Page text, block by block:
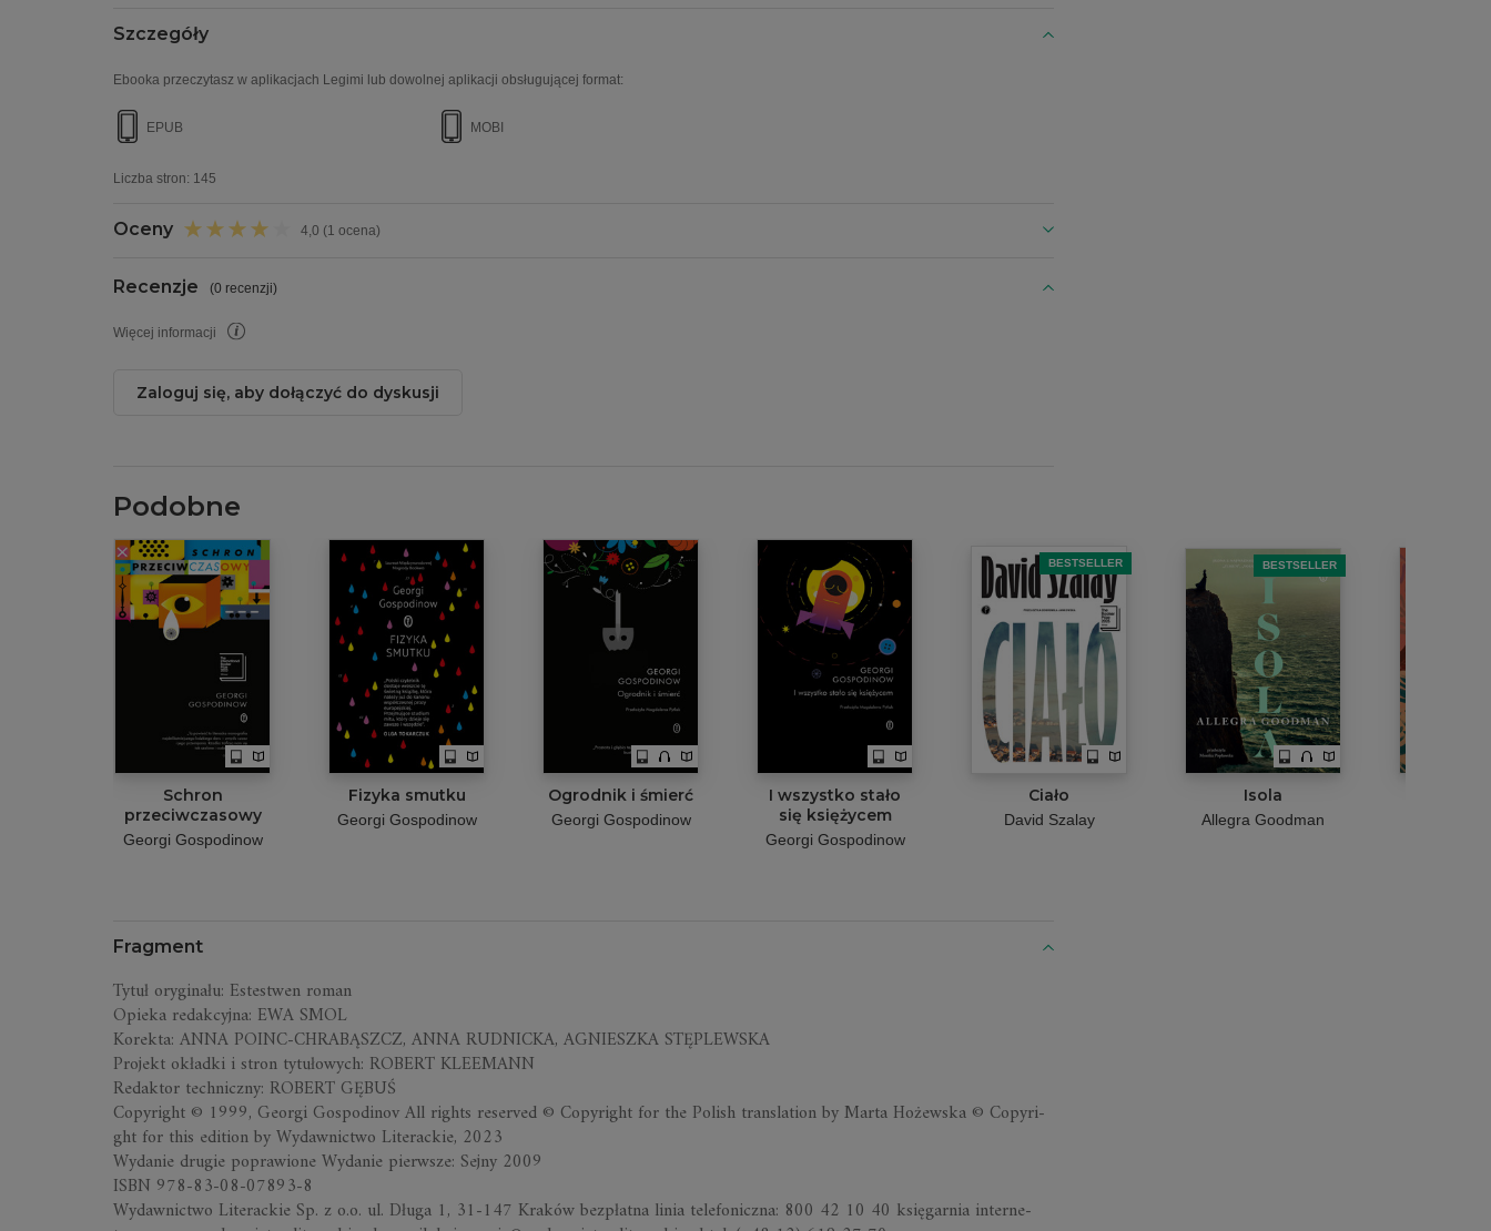
Szczegóły
Ebooka przeczytasz w aplikacjach Legimi lub dowolnej aplikacji obsługującej format:
EPUB MOBI
Liczba stron: 145
Oceny 4,0 (1 ocena)
Recenzje (0 recenzji)
Więcej informacji
Zaloguj się, aby dołączyć do dyskusji
Podobne
Schron
przeciwczasowy
Georgi Gospodinow
Fizyka smutku
Georgi Gospodinow
Ogrodnik i śmierć
Georgi Gospodinow
I wszystko stało
się księżycem
Georgi Gospodinow
BESTSELLER
Ciało
David Szalay
BESTSELLER
Isola
Allegra Goodman
Fragment
Ty­tuł ory­gi­nału: Es­te­stwen ro­man
Opieka re­dak­cyjna: EWA SMOL
Ko­rekta: ANNA PO­INC-CHRA­BĄSZCZ, ANNA RUD­NICKA, AGNIESZKA STĘ­PLEW­SKA
Pro­jekt okładki i stron ty­tu­ło­wych: RO­BERT KLE­EMANN
Re­dak­tor tech­niczny: RO­BERT GĘ­BUŚ
Co­py­ri­ght © 1999, Geo­rgi Go­spo­di­nov All ri­ghts re­se­rved © Co­py­ri­ght for the Po­lish trans­la­tion by Marta Ho­żew­ska © Co­py­ri­
ght for this edi­tion by Wy­daw­nic­two Li­te­rac­kie, 2023
Wy­da­nie dru­gie po­pra­wione Wy­da­nie pierw­sze: Sejny 2009
ISBN 978-83-08-07893-8
Wy­daw­nic­two Li­te­rac­kie Sp. z o.o. ul. Długa 1, 31-147 Kra­ków bez­płatna li­nia te­le­fo­niczna: 800 42 10 40 księ­gar­nia in­ter­ne­